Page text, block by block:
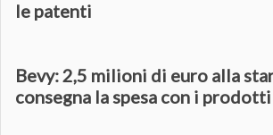
le patenti
Bevy: 2,5 milioni di euro alla
consegna la spesa con i